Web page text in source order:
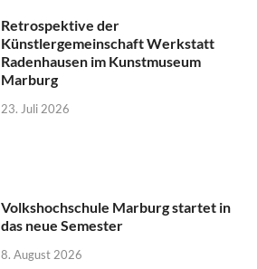
Retrospektive der
Künstlergemeinschaft Werkstatt
Radenhausen im Kunstmuseum
Marburg
23. Juli 2026
Volkshochschule Marburg startet in
das neue Semester
8. August 2026